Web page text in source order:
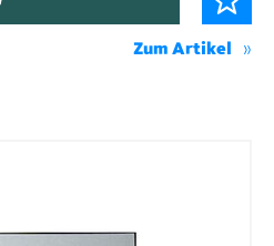
Zum Artikel